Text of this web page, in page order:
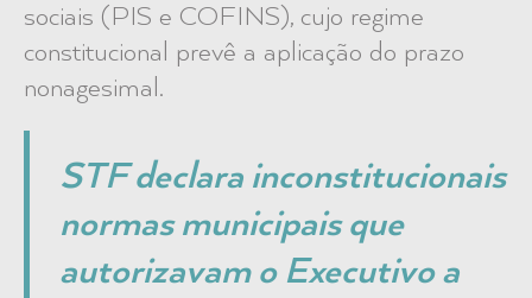
sociais (PIS e COFINS), cujo regime
constitucional prevê a aplicação do prazo
nonagesimal.
STF declara inconstitucionais
normas municipais que
autorizavam o Executivo a